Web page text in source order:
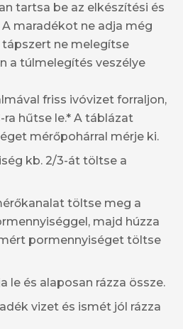
tartsa be az elkészítési és
maradékot ne adja még
tápszert ne melegítse
a túlmelegítés veszélye
friss ivóvizet forraljon,
ra hűtse le.* A táblázat
mérőpohárral mérje ki.
kb. 2/3-át töltse a
töltse meg a
majd húzza
pormennyiséget töltse
le és alaposan rázza össze.
vizet és ismét jól rázza